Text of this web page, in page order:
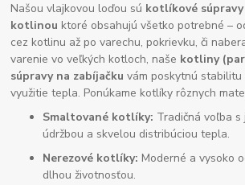
Našou vlajkovou loďou sú kotlíkové
kotlinou ktoré obsahujú všetko potrebné –
cez kotlinu až po varechu, pokrievku, či
varenie vo veľkých kotloch, naše kotliny
súpravy na zabíjačku vám poskytnú stabilitu
využitie tepla. Ponúkame kotlíky rôznych
Smaltované kotlíky: Tradičná voľba s
údržbou a skvelou distribúciou tepla.
Nerezové kotlíky: Moderné a vysoko
dlhou životnosťou.